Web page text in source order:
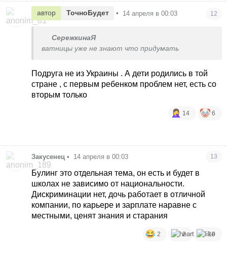
автор ТочноБудет • 14 апреля в 00:03 12
СережкинаЯ
ватницы уже не знают что придумать
Подруга не из Украины . А дети родились в той
стране , с первым ребенком проблем нет, есть со
вторым только
14 6
Закусенец • 14 апреля в 00:03 13
Булинг это отдельная тема, он есть и будет в
школах не зависимо от национальности.
Дискриминации нет, дочь работает в отличной
компании, по карьере и зарплате наравне с
местными, ценят знания и старания
2 2 10